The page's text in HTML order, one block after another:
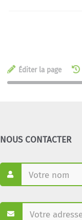
Éditer la page
NOUS CONTACTER